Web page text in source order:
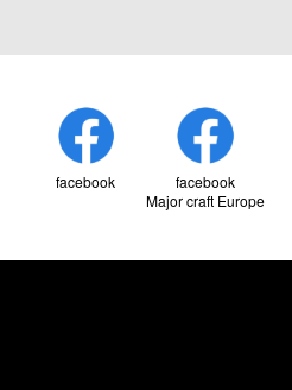
facebook
facebook
Major craft Europe